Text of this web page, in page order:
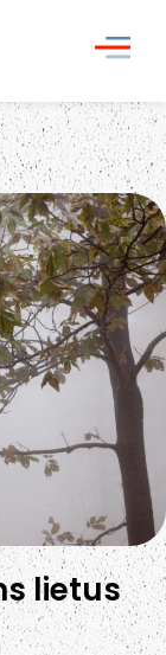
lietus